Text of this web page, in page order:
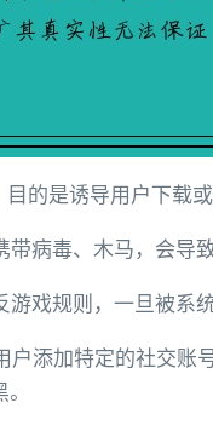
的是诱导用户下载或
带病毒、木马，会导
游戏规则，一旦被系
户添加特定的社交账